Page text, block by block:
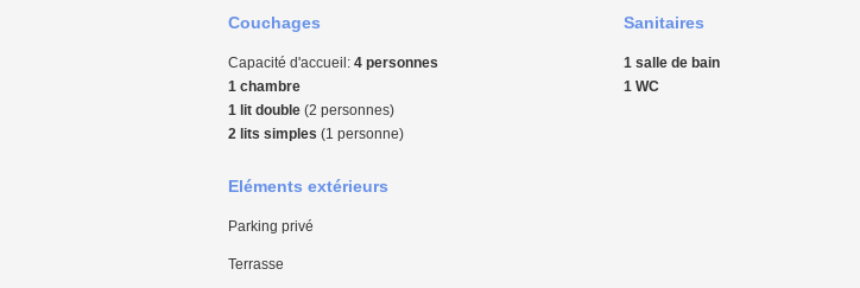
Couchages
Capacité d'accueil: 4 personnes
1 chambre
1 lit double (2 personnes)
2 lits simples (1 personne)
Sanitaires
1 salle de bain
1 WC
Eléments extérieurs
Parking privé
Terrasse